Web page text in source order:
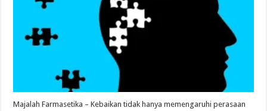
Majalah Farmasetika – Kebaikan tidak hanya memengaruhi perasaan